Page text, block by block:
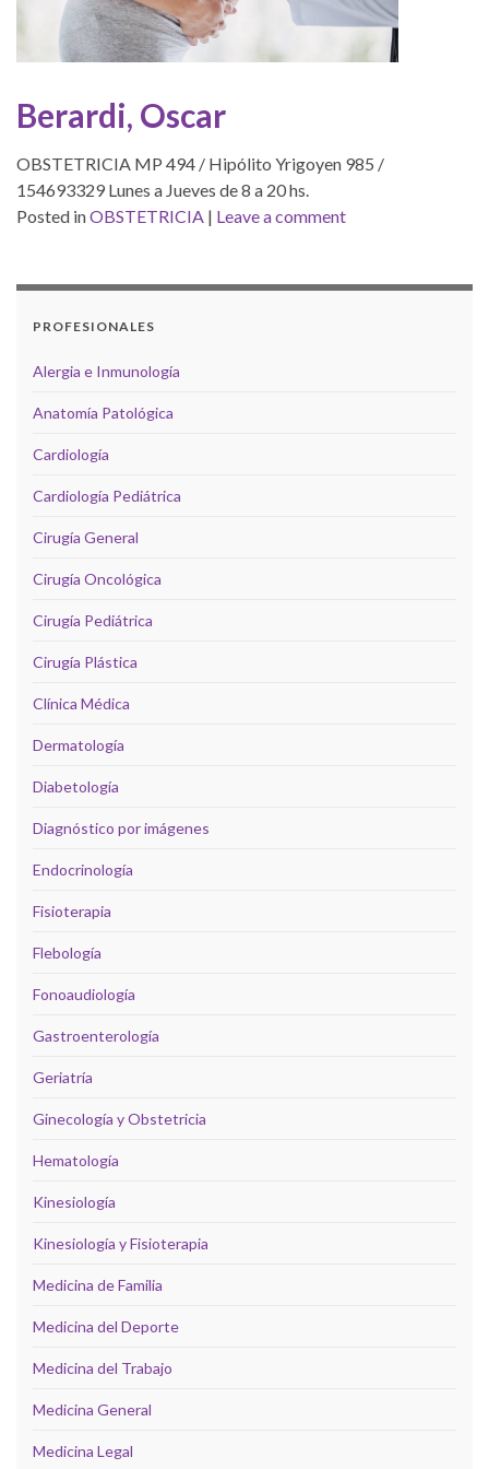
Berardi, Oscar
OBSTETRICIA MP 494 / Hipólito Yrigoyen 985 /
154693329 Lunes a Jueves de 8 a 20 hs.
Posted inOBSTETRICIA | Leave a comment
PROFESIONALES
Alergia e Inmunología
Anatomía Patológica
Cardiología
Cardiología Pediátrica
Cirugía General
Cirugía Oncológica
Cirugía Pediátrica
Cirugía Plástica
Clínica Médica
Dermatología
Diabetología
Diagnóstico por imágenes
Endocrinología
Fisioterapia
Flebología
Fonoaudiología
Gastroenterología
Geriatría
Ginecología y Obstetricia
Hematología
Kinesiología
Kinesiología y Fisioterapia
Medicina de Familia
Medicina del Deporte
Medicina del Trabajo
Medicina General
Medicina Legal